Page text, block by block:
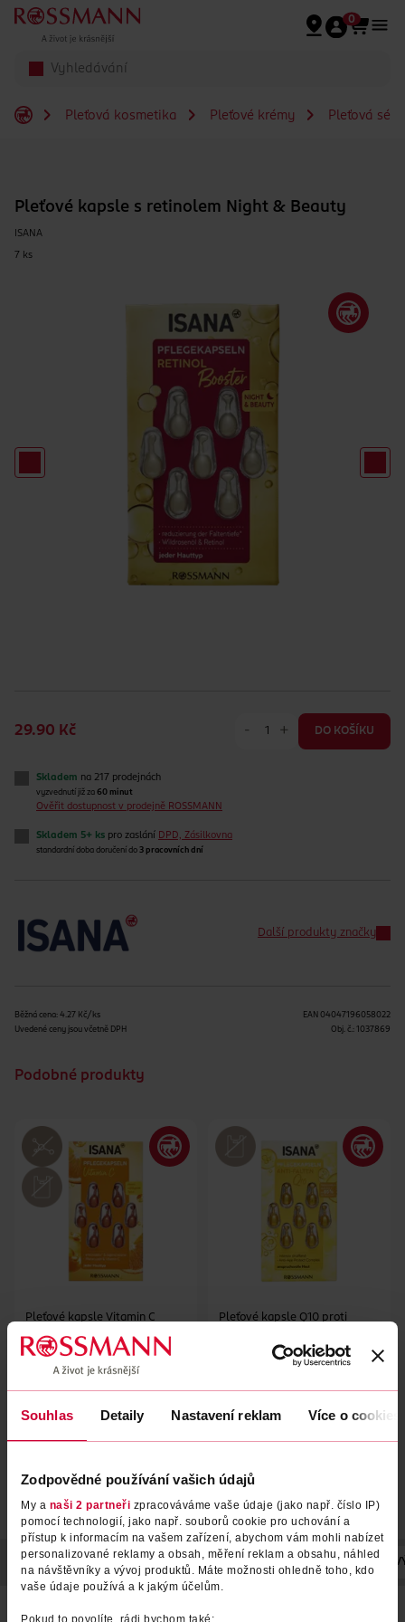
Souhlas Detaily Nastavení reklam Více o cookies
Zodpovědné používání vašich údajů
My a naši 2 partneři zpracováváme vaše údaje (jako např. číslo IP)
pomocí technologií, jako např. souborů cookie pro uchování a
přístup k informacím na vašem zařízení, abychom vám mohli nabízet
personalizované reklamy a obsah, měření reklam a obsahu, náhled
na návštěvníky a vývoj produktů. Máte možnosti ohledně toho, kdo
vaše údaje používá a k jakým účelům.
Pokud to povolíte, rádi bychom také:
Přeskočit na hlavmní obsah
0
Pleťová kosmetika Pleťové krémy Pleťová
Pleťové kapsle s retinolem Night & Beauty
ISANA
7 ks
29.90 Kč - + DO KOŠÍKU
Skladem na 217 prodejnách
vyzvednutí již za 60 minut
Ověřit dostupnost v prodejně ROSSMANN
Skladem 5+ ks pro zaslání DPD, Zásilkovna
standardní doba doručení do 3 pracovních dní
Další produkty značky
Běžná cena: 4.27 Kč/ks
Uvedené ceny jsou včetně DPH
EAN 04047196058022
Obj. č.: 1037869
Podobné produkty
Pleťové kapsle Vitamin C
29.90 Kč
DO KOŠÍKU
Pleťové kapsle Q10 proti
29.90 Kč
DO KOŠÍKU
POPIS POUŽITÍ SLOŽENÍ UPOZORNĚNÍ POČET